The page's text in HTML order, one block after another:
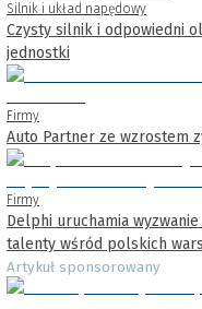
Silnik i układ napędowy
Czysty silnik i odpowiedni
jednostki
Firmy
Auto Partner ze wzrostem
Firmy
Delphi uruchamia
talenty wśród polskich
Artykuł sponsorowany